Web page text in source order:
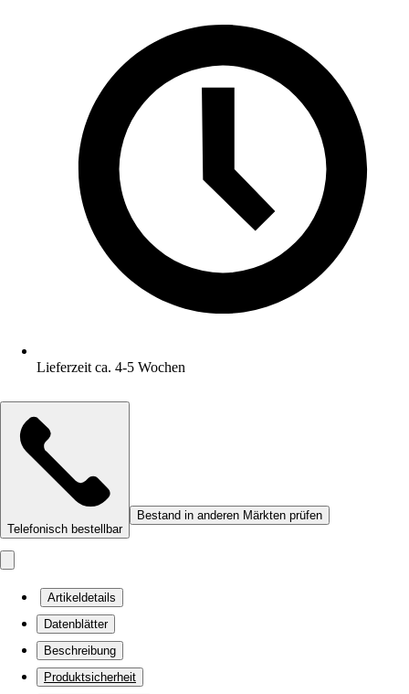
Lieferzeit ca. 4-5 Wochen
Telefonisch bestellbar
Bestand in anderen Märkten prüfen
Artikeldetails
Datenblätter
Beschreibung
Produktsicherheit